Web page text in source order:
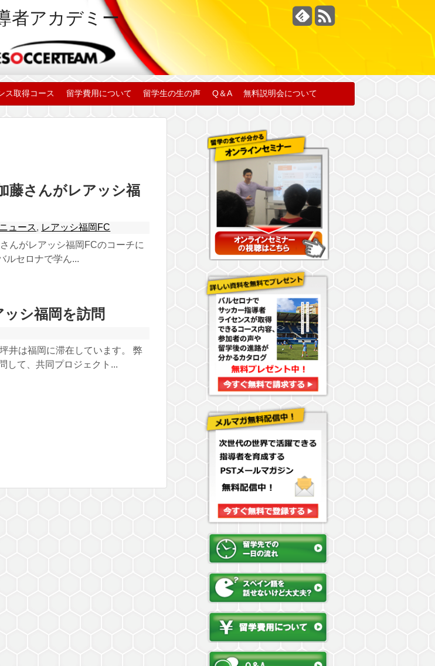
者アカデミー
ス取得コース 留学費用について 留学生の生の声 Q＆A
無料説明会について
藤さんがレアッシ福
ニュース, レアッシ福岡FC
んがレアッシ福岡FCのコーチに
ルセロナで学ん...
シ福岡を訪問
井は福岡に滞在しています。 弊
して、共同プロジェクト...